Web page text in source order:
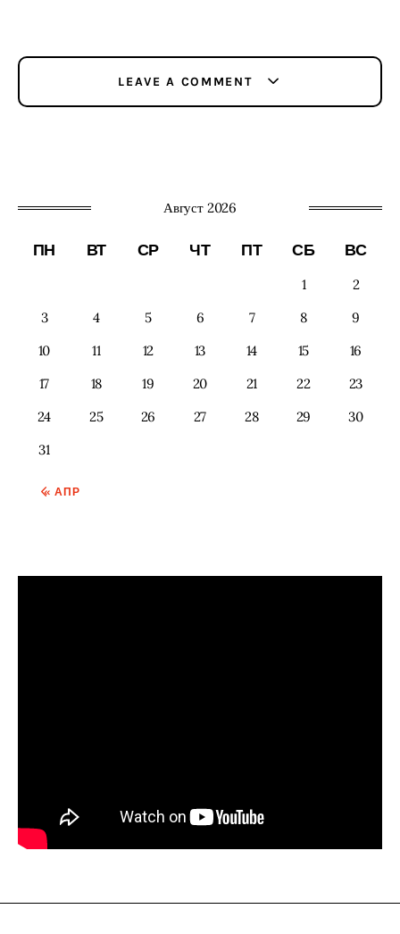
LEAVE A COMMENT
Август 2026
ПН ВТ СР ЧТ ПТ СБ ВС
1
2
3
4 5 6 7 8
9
10
11 12 13 14 15
16
17
18 19 20 21 22
23
24
25 26 27 28 29
30
31
« АПР